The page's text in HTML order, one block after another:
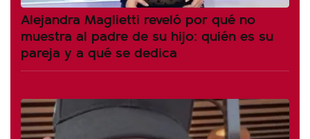
Alejandra Maglietti reveló por qué no
muestra al padre de su hijo: quién es su
pareja y a qué se dedica